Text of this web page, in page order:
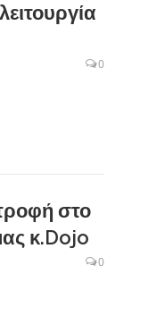
0
στο
κ.Dojo
0